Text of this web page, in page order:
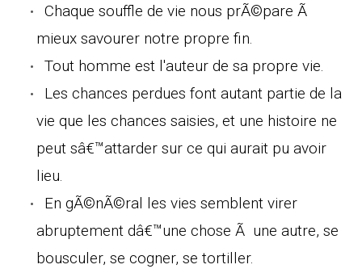
Chaque souffle de vie nous prÃ©pare Ã
mieux savourer notre propre fin.
Tout homme est l'auteur de sa propre vie.
Les chances perdues font autant partie de la
vie que les chances saisies, et une histoire ne
peut sâ€™attarder sur ce qui aurait pu avoir
lieu.
En gÃ©nÃ©ral les vies semblent virer
abruptement dâ€™une chose Ã une autre, se
bousculer, se cogner, se tortiller.